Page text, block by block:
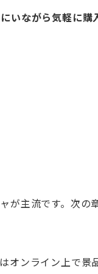
いながら気軽に購
が主流です。次の
オンライン上で景